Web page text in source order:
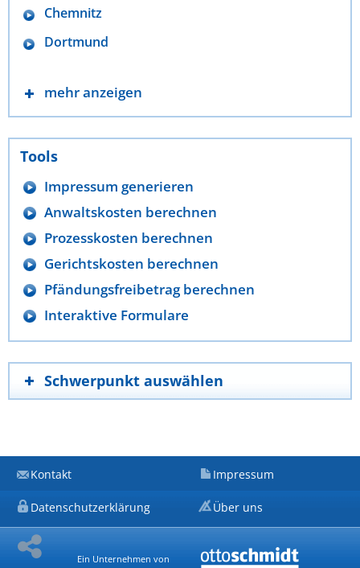
Chemnitz
Dortmund
mehr anzeigen
Tools
Impressum generieren
Anwaltskosten berechnen
Prozesskosten berechnen
Gerichtskosten berechnen
Pfändungsfreibetrag berechnen
Interaktive Formulare
Schwerpunkt auswählen
Kontakt Impressum
Datenschutzerklärung Über uns
Ein Unternehmen von